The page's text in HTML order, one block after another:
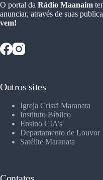
O portal da Rádio Maanaim
anunciar, através de suas
vem!
Outros sites
Igreja Cristã Maranata
Instituto Bíblico
Ensino CIA’s
Departamento de Louvor
Satélite Maranata